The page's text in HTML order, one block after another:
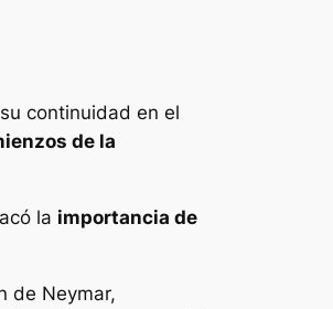
continuidad en el
de la
la importancia de
de Neymar,